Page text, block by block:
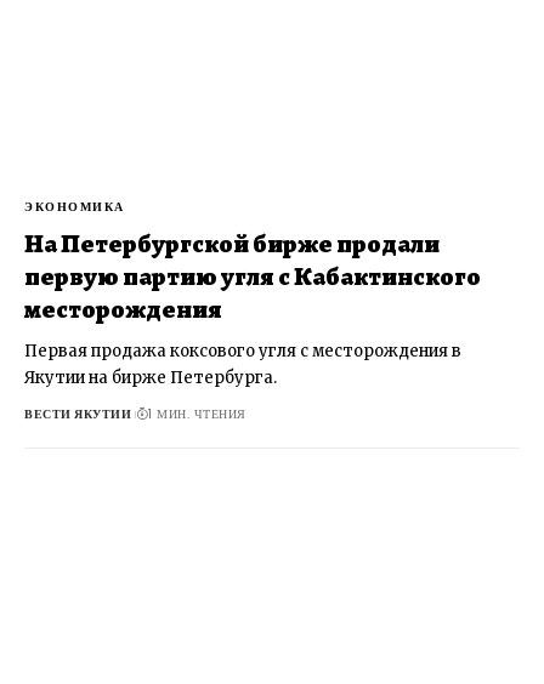
ЭКОНОМИКА
На Петербургской бирже продали
первую партию угля с Кабактинского
месторождения
Первая продажа коксового угля с месторождения в
Якутии на бирже Петербурга.
ВЕСТИ ЯКУТИИ 1 МИН. ЧТЕНИЯ